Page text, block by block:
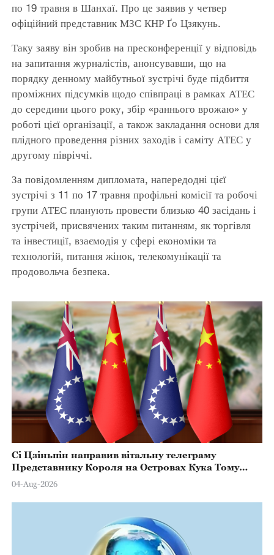
по 19 травня в Шанхаї. Про це заявив у четвер
офіційний представник МЗС КНР Ґо Цзякунь.
Таку заяву він зробив на пресконференції у відповідь
на запитання журналістів, анонсувавши, що на
порядку денному майбутньої зустрічі буде підбиття
проміжних підсумків щодо співпраці в рамках АТЕС
до середини цього року, збір «раннього врожаю» у
роботі цієї організації, а також закладання основи для
плідного проведення різних заходів і саміту АТЕС у
другому півріччі.
За повідомленням дипломата, напередодні цієї
зустрічі з 11 по 17 травня профільні комісії та робочі
групи АТЕС планують провести близько 40 засідань і
зустрічей, присвячених таким питанням, як торгівля
та інвестиції, взаємодія у сфері економіки та
технологій, питання жінок, телекомунікації та
продовольча безпека.
Сі Цзіньпін направив вітальну телеграму
Представнику Короля на Островах Кука Тому
Марстерсу з нагоди Дня Конституції
04-Aug-2026